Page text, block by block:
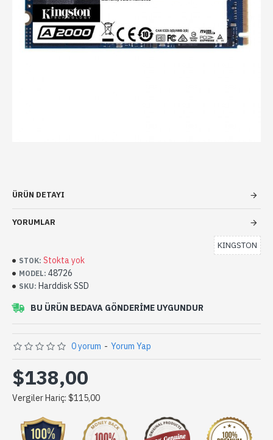
ÜRÜN DETAYI
YORUMLAR
BU ÜRÜN BEDAVA GÖNDERIME UYGUNDUR
STOK: Stokta yok
MODEL: 48726
SKU: Harddisk SSD
KINGSTON
0 yorum - Yorum Yap
$138,00
Vergiler Hariç: $115,00